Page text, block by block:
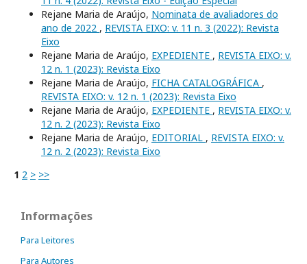
Rejane Maria de Araújo, Nominata de avaliadores do
ano de 2022 , REVISTA EIXO: v. 11 n. 3 (2022): Revista
Eixo
Rejane Maria de Araújo, EXPEDIENTE , REVISTA EIXO: v.
12 n. 1 (2023): Revista Eixo
Rejane Maria de Araújo, FICHA CATALOGRÁFICA ,
REVISTA EIXO: v. 12 n. 1 (2023): Revista Eixo
Rejane Maria de Araújo, EXPEDIENTE , REVISTA EIXO: v.
12 n. 2 (2023): Revista Eixo
Rejane Maria de Araújo, EDITORIAL , REVISTA EIXO: v.
12 n. 2 (2023): Revista Eixo
1 2 > >>
Informações
Para Leitores
Para Autores